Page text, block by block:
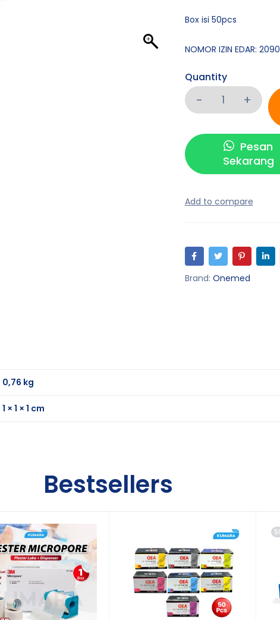
Box isi 50pcs
NOMOR IZIN EDAR:
Quantity
Pesan
Sekarang
Brand: Onemed
0,76 kg
1 × 1 × 1 cm
Bestsellers